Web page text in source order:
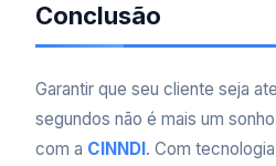
Conclusão
Garantir que seu cliente seja
segundos não é mais um
com a CINNDI. Com